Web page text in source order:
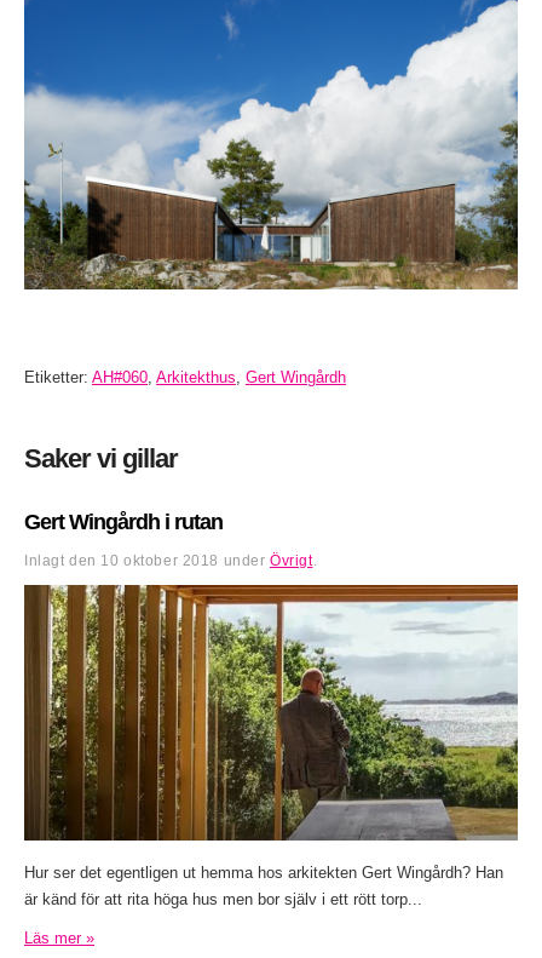
Etiketter: AH#060, Arkitekthus, Gert Wingårdh
Saker vi gillar
Gert Wingårdh i rutan
Inlagt den 10 oktober 2018 underÖvrigt.
Hur ser det egentligen ut hemma hos arkitekten Gert Wingårdh? Han
är känd för att rita höga hus men bor själv i ett rött torp...
Läs mer »